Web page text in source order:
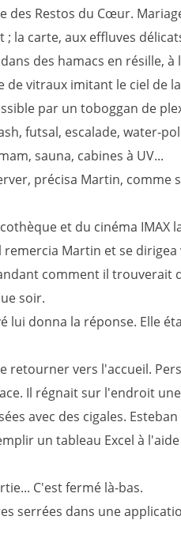
des Restos du Cœur.
la carte, aux effluves
des hamacs en résille,
vitraux imitant le ciel de
par un toboggan de
futsal, escalade, water-
sauna, cabines à UV...
précisa Martin, comme
et du cinéma IMAX
Martin et se dirigea
comment il trouverait
soir.
lui donna la réponse. Elle
retourner vers l'accueil.
Il régnait sur l'endroit
avec des cigales.
un tableau Excel à
C'est fermé là-bas.
serrées dans une